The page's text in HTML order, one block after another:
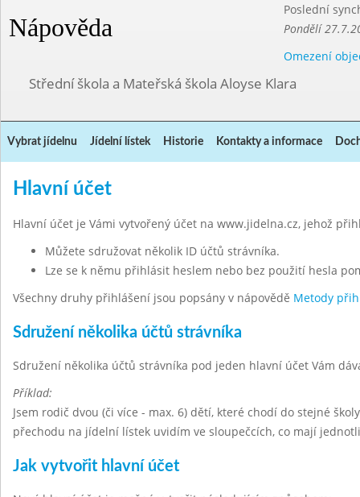
Nápověda
Poslední
Pondělí
Omezení
Střední škola a Mateřská škola Aloyse Klara
Vybrat jídelnu Jídelní lístek Historie Kontakty a informace
Hlavní účet
Hlavní účet je Vámi vytvořený účet na www.jidelna.cz, jehož
Můžete sdružovat několik ID účtů strávníka.
Lze se k němu přihlásit heslem nebo bez použití hesla
Všechny druhy přihlášení jsou popsány v nápovědě Metody
Sdružení několika účtů strávníka
Sdružení několika účtů strávníka pod jeden hlavní účet Vám
Příklad:
Jsem rodič dvou (či více - max. 6) dětí, které chodí do stejné
přechodu na jídelní lístek uvidím ve sloupečcích, co mají
Jak vytvořit hlavní účet